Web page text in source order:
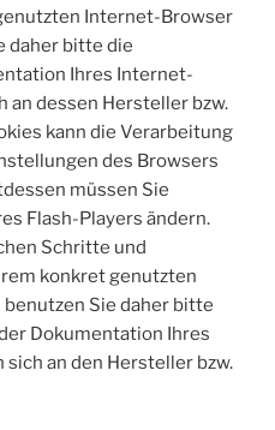
Internet-Browser
daher bitte die
Ihres Internet-
an dessen Hersteller bzw.
kann die Verarbeitung
des Browsers
müssen Sie
Flash-Players ändern.
Schritte und
konkret genutzten
benutzen Sie daher bitte
Dokumentation Ihres
an den Hersteller bzw.